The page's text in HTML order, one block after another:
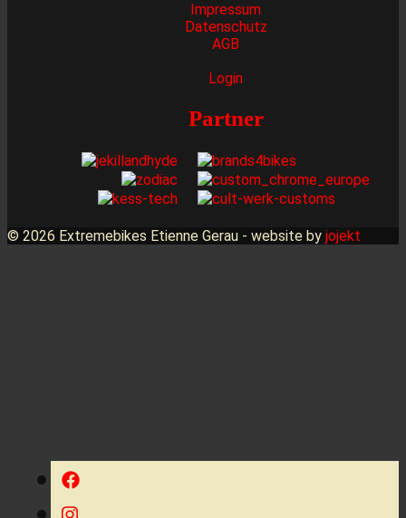
Impressum
Datenschutz
AGB
Login
Partner
© 2026 Extremebikes Etienne Gerau - website by jojekt